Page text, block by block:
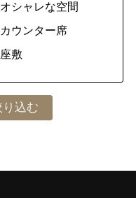
オシャレな空間
カウンター席
座敷